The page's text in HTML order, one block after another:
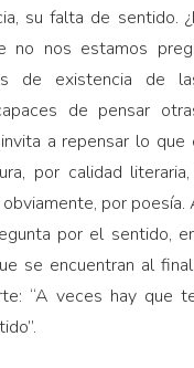
su falta de sentido.
no nos estamos
de existencia de
de pensar
a repensar lo que
por calidad
obviamente, por poesía.
por el sentido,
se encuentran al
“A veces hay que